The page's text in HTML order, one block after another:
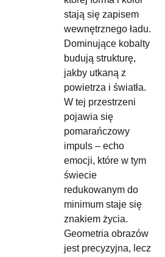
stają się zapisem
wewnętrznego ładu.
Dominujące kobalty
budują strukturę,
jakby utkaną z
powietrza i światła.
W tej przestrzeni
pojawia się
pomarańczowy
impuls – echo
emocji, które w tym
świecie
redukowanym do
minimum staje się
znakiem życia.
Geometria obrazów
jest precyzyjna, lecz